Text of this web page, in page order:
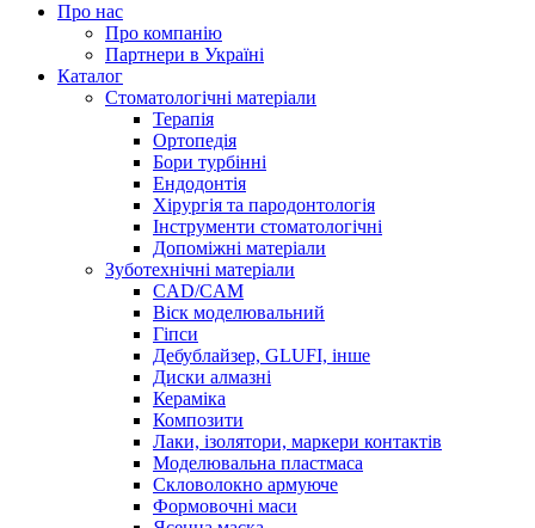
Про нас
Про компанію
Партнери в Україні
Каталог
Стоматологічні матеріали
Терапія
Ортопедія
Бори турбінні
Ендодонтія
Хірургія та пародонтологія
Інструменти стоматологічні
Допоміжні матеріали
Зуботехнічні матеріали
CAD/CAM
Віск моделювальний
Гіпси
Дебублайзер, GLUFI, інше
Диски алмазні
Кераміка
Композити
Лаки, ізолятори, маркери контактів
Моделювальна пластмаса
Скловолокно армуюче
Формовочні маси